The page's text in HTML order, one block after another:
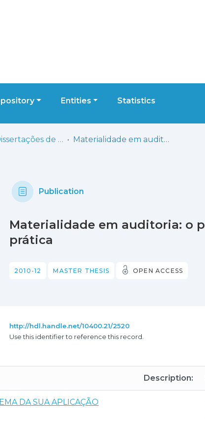
Entities Statistics
ISCAL - Dissertações de Mestrado Materialidade em auditoria: o problema da sua aplicação prática
Publication
Materialidade em auditoria: o
prática
2010-12 MASTER THESIS OPEN ACCESS
http://hdl.handle.net/10400.21/2520
Use this identifier to reference this record.
Description:
DA SUA APLICAÇÃO